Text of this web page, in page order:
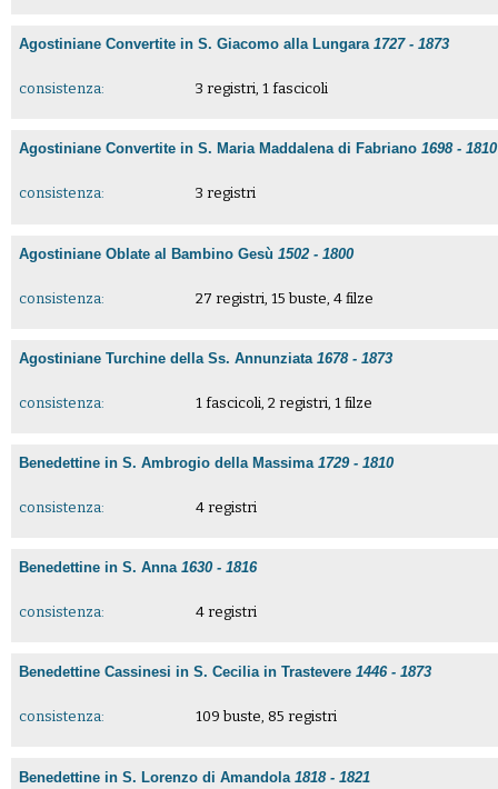
Agostiniane Convertite in S. Giacomo alla Lungara1727 - 1873
consistenza: 3 registri, 1 fascicoli
Agostiniane Convertite in S. Maria Maddalena di Fabriano1698 - 1810
consistenza: 3 registri
Agostiniane Oblate al Bambino Gesù1502 - 1800
consistenza: 27 registri, 15 buste, 4 filze
Agostiniane Turchine della Ss. Annunziata1678 - 1873
consistenza: 1 fascicoli, 2 registri, 1 filze
Benedettine in S. Ambrogio della Massima1729 - 1810
consistenza: 4 registri
Benedettine in S. Anna1630 - 1816
consistenza: 4 registri
Benedettine Cassinesi in S. Cecilia in Trastevere1446 - 1873
consistenza: 109 buste, 85 registri
Benedettine in S. Lorenzo di Amandola1818 - 1821